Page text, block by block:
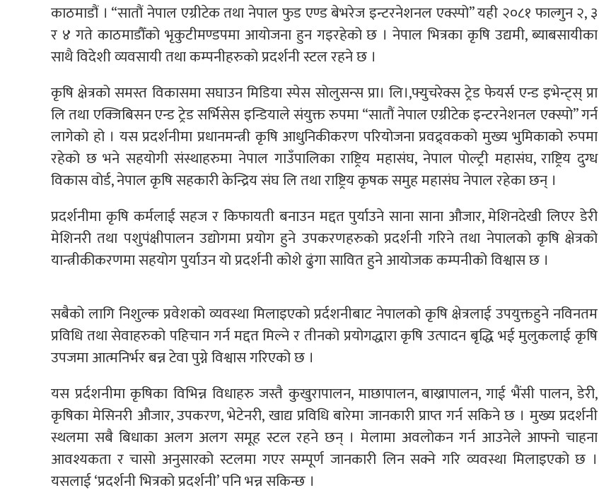
काठमाडौं । “सातौं नेपाल एग्रीटेक तथा नेपाल फुड एण्ड बेभरेज इन्टरनेशनल एक्स्पो” यही २०८१ फाल्गुन २, ३
र ४ गते काठमाडौँको भृकुटीमण्डपमा आयोजना हुन गइरहेको छ । नेपाल भित्रका कृषि उद्यमी, ब्याबसायीका
साथै विदेशी व्यवसायी तथा कम्पनीहरुको प्रदर्शनी स्टल रहने छ ।
कृषि क्षेत्रको समस्त विकासमा सघाउन मिडिया स्पेस सोलुसन्स प्रा। लि।,फ्युचरेक्स ट्रेड फेयर्स एन्ड इभेन्ट्स् प्रा
लि तथा एक्जिबिसन एन्ड ट्रेड सर्भिसेस इन्डियाले संयुक्त रुपमा “सातौं नेपाल एग्रीटेक इन्टरनेशनल एक्स्पो” गर्न
लागेको हो । यस प्रदर्शनीमा प्रधानमन्त्री कृषि आधुनिकीकरण परियोजना प्रवद्र्वकको मुख्य भुमिकाको रुपमा
रहेको छ भने सहयोगी संस्थाहरुमा नेपाल गाउँपालिका राष्ट्रिय महासंघ, नेपाल पोल्ट्री महासंघ, राष्ट्रिय दुग्ध
विकास वोर्ड, नेपाल कृषि सहकारी केन्द्रिय संघ लि तथा राष्ट्रिय कृषक समुह महासंघ नेपाल रहेका छन् ।
प्रदर्शनीमा कृषि कर्मलाई सहज र किफायती बनाउन मद्दत पुर्याउने साना साना औजार, मेशिनदेखी लिएर डेरी
मेशिनरी तथा पशुपंक्षीपालन उद्योगमा प्रयोग हुने उपकरणहरुको प्रदर्शनी गरिने तथा नेपालको कृषि क्षेत्रको
यान्त्रीकीकरणमा सहयोग पुर्याउन यो प्रदर्शनी कोशे ढुंगा सावित हुने आयोजक कम्पनीको विश्वास छ ।
सबैको लागि निशुल्क प्रवेशको व्यवस्था मिलाइएको प्रर्दशनीबाट नेपालको कृषि क्षेत्रलाई उपयुक्तहुने नविनतम
प्रविधि तथा सेवाहरुको पहिचान गर्न मद्दत मिल्ने र तीनको प्रयोगद्धारा कृषि उत्पादन बृद्धि भई मुलुकलाई कृषि
उपजमा आत्मनिर्भर बन्न टेवा पुग्ने विश्वास गरिएको छ ।
यस प्रर्दशनीमा कृषिका विभिन्न विधाहरु जस्तै कुखुरापालन, माछापालन, बाख्रापालन, गाई भैंसी पालन, डेरी,
कृषिका मेसिनरी औजार, उपकरण, भेटेनरी, खाद्य प्रविधि बारेमा जानकारी प्राप्त गर्न सकिने छ । मुख्य प्रदर्शनी
स्थलमा सबै बिधाका अलग अलग समूह स्टल रहने छन् । मेलामा अवलोकन गर्न आउनेले आफ्नो चाहना
आवश्यकता र चासो अनुसारको स्टलमा गएर सम्पूर्ण जानकारी लिन सक्ने गरि व्यवस्था मिलाइएको छ ।
यसलाई ‘प्रदर्शनी भित्रको प्रदर्शनी’ पनि भन्न सकिन्छ ।